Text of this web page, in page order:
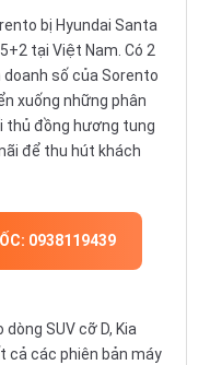
bị Hyundai Santa
tại Việt Nam. Có 2
số của Sorento
xuống những phân
thủ đồng hương tung
để thu hút khách
0938119439
SUV cỡ D, Kia
cả các phiên bản máy